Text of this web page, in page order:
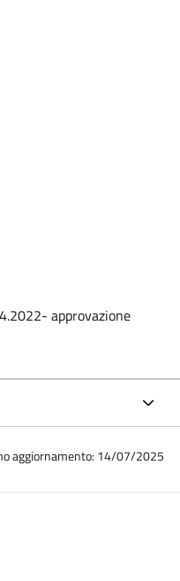
approvazione
aggiornamento: 14/07/2025